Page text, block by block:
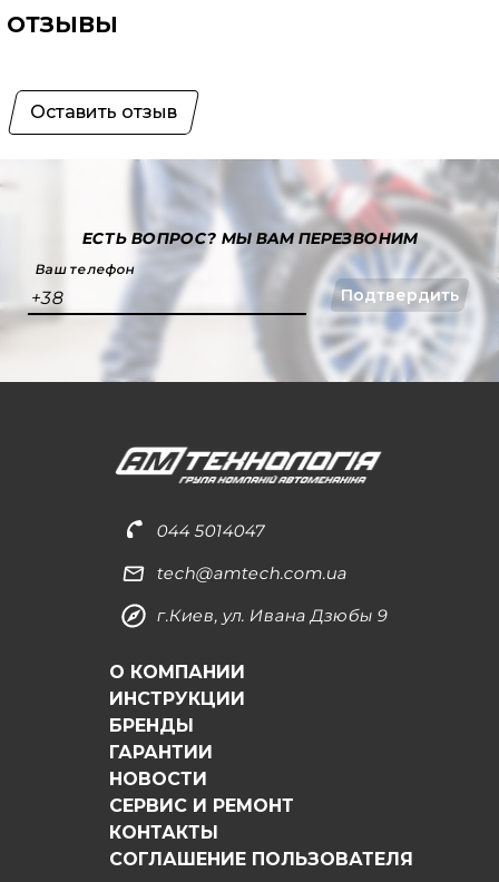
ОТЗЫВЫ
Оставить отзыв
ЕСТЬ ВОПРОС?МЫ ВАМ ПЕРЕЗВОНИМ
Ваш телефон
+38 Подтвердить
044 5014047
tech@amtech.com.ua
г.Киев, ул. Ивана Дзюбы 9
О КОМПАНИИ
ИНСТРУКЦИИ
БРЕНДЫ
ГАРАНТИИ
НОВОСТИ
СЕРВИС И РЕМОНТ
КОНТАКТЫ
СОГЛАШЕНИЕ ПОЛЬЗОВАТЕЛЯ